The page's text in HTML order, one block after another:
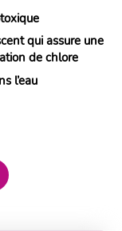
qui assure une
de chlore
l’eau